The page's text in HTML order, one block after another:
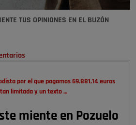
TUS OPINIONES EN EL BUZÓN
por el que pagamos 69.881,14 euros
limitada y un texto …
miente en Pozuelo